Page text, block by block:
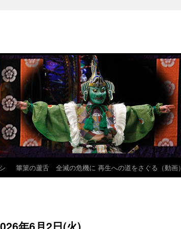
篳篥の蘆舌 全滅の危機に 再生への道をさぐる（動画）
年6月2日(火)